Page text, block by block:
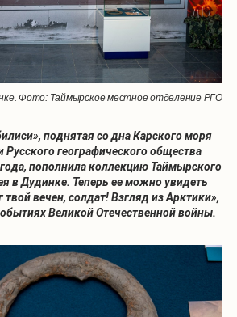
Фото: Таймырское местное отделение РГО
поднятая со дна Карского моря
географического общества
пополнила коллекцию Таймырского
в Дудинке. Теперь ее можно увидеть
вечен, солдат! Взгляд из Арктики»,
Великой Отечественной войны.